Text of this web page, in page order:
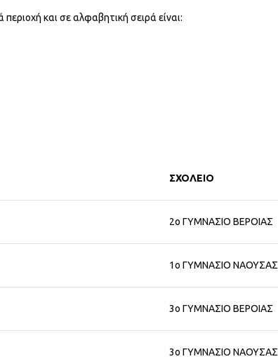
και σε αλφαβητική σειρά είναι:
ΣΧΟΛΕΙΟ
2ο ΓΥΜΝΑΣΙΟ ΒΕΡΟΙΑΣ
1ο ΓΥΜΝΑΣΙΟ ΝΑΟΥΣΑΣ
3ο ΓΥΜΝΑΣΙΟ ΒΕΡΟΙΑΣ
3ο ΓΥΜΝΑΣΙΟ ΝΑΟΥΣΑΣ